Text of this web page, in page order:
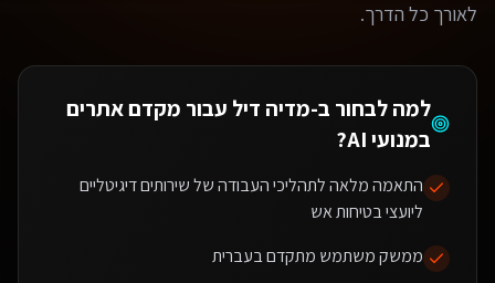
לאורך כל הדרך.
למה לבחור ב-מדיה דיל עבור מקדם אתרים
במנועי AI
?
התאמה מלאה לתהליכי העבודה של שירותים דיגיטליים
ליועצי בטיחות אש
ממשק משתמש מתקדם בעברית